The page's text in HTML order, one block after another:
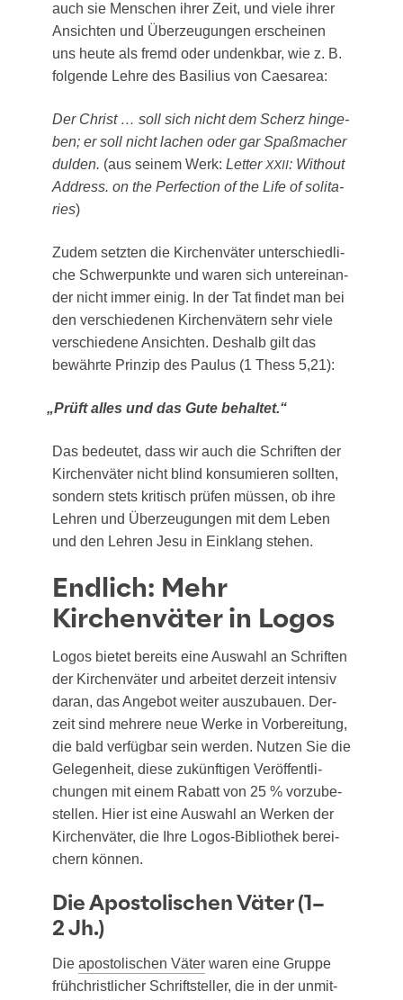
auch sie Men­schen ihrer Zeit, und vie­le ihrer
Ansich­ten und Über­zeu­gun­gen erschei­nen
uns heu­te als fremd oder undenk­bar, wie z. B.
fol­gen­de Leh­re des Basi­li­us von Caesarea:
Der Christ … soll sich nicht dem Scherz hin­ge­
ben; er soll nicht lachen oder gar Spaß­ma­cher
dul­den. (aus sei­nem Werk: Let­ter XXII: Wit­hout
Address. on the Per­fec­tion of the Life of soli­ta­
ries)
Zudem setz­ten die Kir­chen­vä­ter unter­schied­li­
che Schwer­punk­te und waren sich unter­ein­an­
der nicht immer einig. In der Tat fin­det man bei
den ver­schie­de­nen Kir­chen­vä­tern sehr vie­le
ver­schie­de­ne Ansich­ten. Des­halb gilt das
bewähr­te Prin­zip des Pau­lus (1 Thess 5,21):
„Prüft alles und das Gute behaltet.“
Das bedeu­tet, dass wir auch die Schrif­ten der
Kir­chen­vä­ter nicht blind kon­su­mie­ren soll­ten,
son­dern stets kri­tisch prü­fen müs­sen, ob ihre
Leh­ren und Über­zeu­gun­gen mit dem Leben
und den Leh­ren Jesu in Ein­klang stehen.
Endlich: Mehr
Kirchenväter in Logos
Logos bie­tet bereits eine Aus­wahl an Schrif­ten
der Kir­chen­vä­ter und arbei­tet der­zeit inten­siv
dar­an, das Ange­bot wei­ter aus­zu­bau­en. Der­
zeit sind meh­re­re neue Wer­ke in Vor­be­rei­tung,
die bald ver­füg­bar sein wer­den. Nut­zen Sie die
Gele­gen­heit, die­se zukünf­ti­gen Ver­öf­fent­li­
chun­gen mit einem Rabatt von 25 % vor­zu­be­
stel­len. Hier ist eine Aus­wahl an Wer­ken der
Kir­chen­vä­ter, die Ihre Logos-Biblio­thek berei­
chern können.
Die Apostolischen Väter (1–
2 Jh.)
Die apos­to­li­schen Väter waren eine Grup­pe
früh­christ­li­cher Schrift­stel­ler, die in der unmit­